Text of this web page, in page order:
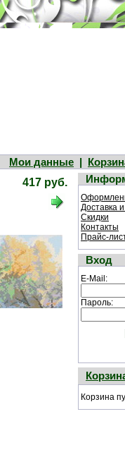
Мои данные |
417 руб.
Доставка
Скидки
Контакты
Прайс-
Вход
E-Mail:
Пароль:
Корзина